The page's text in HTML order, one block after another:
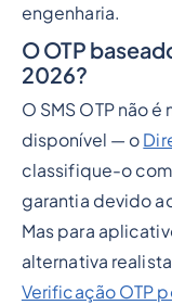
engenharia.
O OTP
2026?
O SMS OTP não
disponível — o
classifique-o
garantia devido
Mas para
alternativa
Verificação OTP